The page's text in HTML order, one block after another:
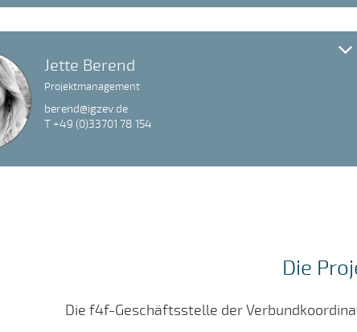
Jette Berend
Projektmanagement
berend@igzev.de
T +49 (0)33701 78 154
Die
Die f4f-Geschäftsstelle der